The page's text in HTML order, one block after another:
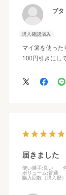
ブタ
購入確認済み
マイ箸を使った
100円引きにし
届きました
使い勝手:良い
ボリューム:普通
購入回数（購入歴）